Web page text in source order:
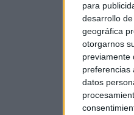
para
desarrollo de
geográfica
otorgarnos
previamente
preferencias
datos